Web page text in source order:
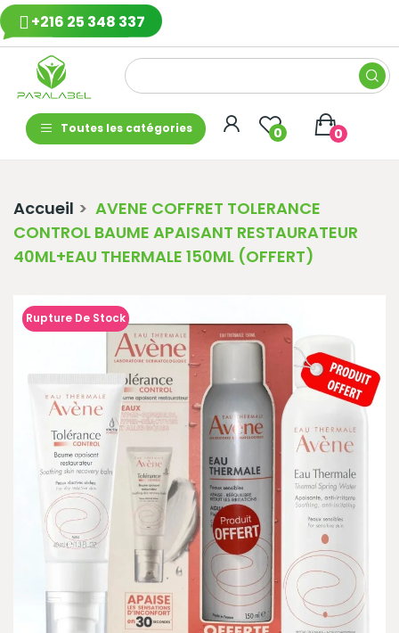
+216 25 348 337
Toutes les catégories 0 0
Accueil
AVENE COFFRET TOLERANCE
CONTROL BAUME APAISANT RESTAURATEUR
40ML+EAU THERMALE 150ML (OFFERT)
Rupture De Stock